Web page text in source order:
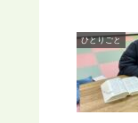
ひとりごと